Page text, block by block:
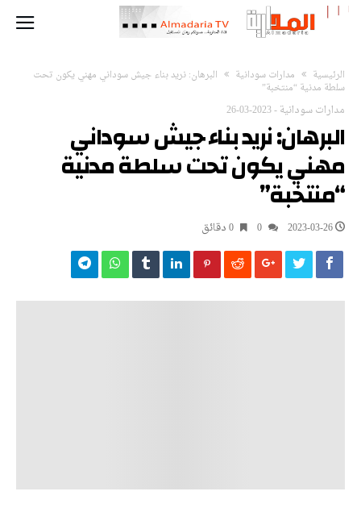
‫الرئيسية‬ مدارات سودانية البرهان: نريد بناء جيش سوداني مهني يكون تحت
سلطة مدنية “منتخبة”
مدارات سودانية-
2023-03-26
البرهان: نريد بناء جيش سوداني
مهني يكون تحت سلطة مدنية
“منتخبة”
2023-03-26 0 ‫دقائق‬